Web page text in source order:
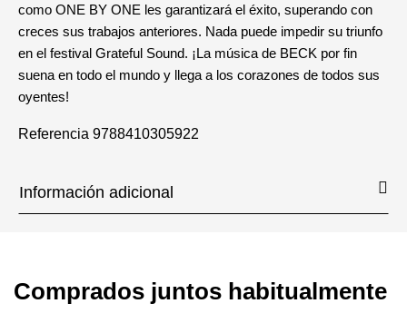
como ONE BY ONE les garantizará el éxito, superando con
creces sus trabajos anteriores. Nada puede impedir su triunfo
en el festival Grateful Sound. ¡La música de BECK por fin
suena en todo el mundo y llega a los corazones de todos sus
oyentes!
Referencia 9788410305922
Información adicional
Comprados juntos habitualmente